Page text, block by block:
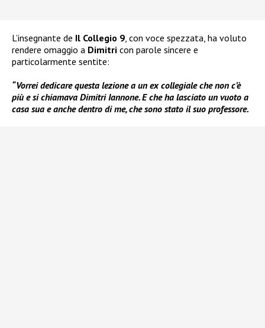
L’insegnante de Il Collegio 9, con voce spezzata, ha voluto
rendere omaggio a Dimitri con parole sincere e
particolarmente sentite:
“Vorrei dedicare questa lezione a un ex collegiale che non c’è
più e si chiamava Dimitri Iannone. E che ha lasciato un vuoto a
casa sua e anche dentro di me, che sono stato il suo professore.